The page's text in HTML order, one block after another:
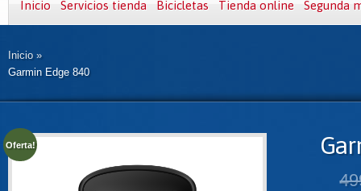
Inicio Servicios tienda Bicicletas Tienda online Segunda
Inicio »
Garmin Edge 840
Oferta!